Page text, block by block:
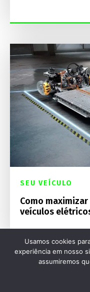
SEU VEÍCULO
Como
veículos
Usamos cookies
experiência em nosso
assumiremos